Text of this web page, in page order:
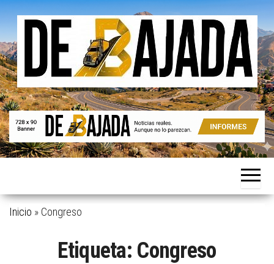
Saltar
contenido
De
Bajada
Noticias
Aunque
parezcan.
Inicio » Congreso
Etiqueta: Congreso